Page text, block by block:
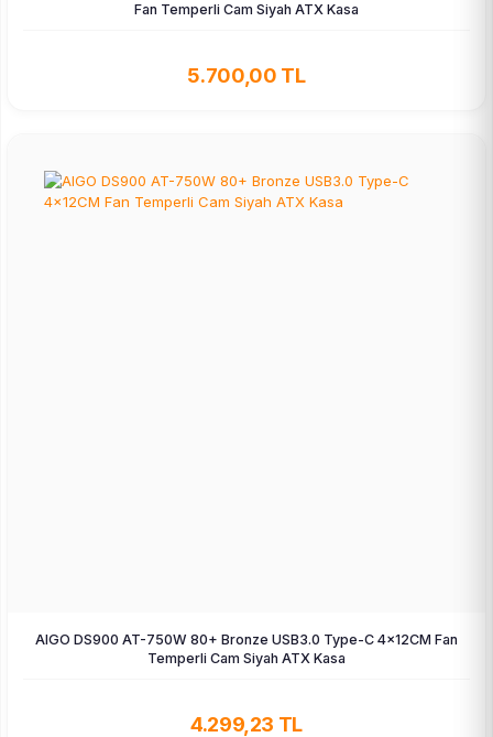
Fan Temperli Cam Siyah ATX Kasa
5.700,00 TL
AIGO DS900 AT-750W 80+ Bronze USB3.0 Type-C 4×12CM Fan
Temperli Cam Siyah ATX Kasa
4.299,23 TL